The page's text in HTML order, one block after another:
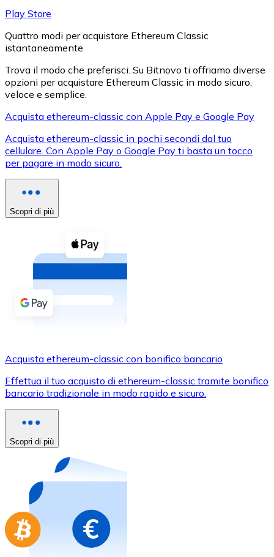
XRP
Acquista criptovalute in contanti e altri mezzi di
Bonifico SEPA
Aggiungi fondi al tuo conto Bitnovo o fai acquisti
Carta di credito / debito
Usa le carte Visa e Mastercard per acquistare
Acquista con carta
Negozio - Carte regalo
Nuovo
Acquista gift card dei tuoi marchi preferiti con
Vai al negozio di carte regalo
Play Store
Quattro modi per acquistare Ethereum Classic
istantaneamente
Trova il modo che preferisci. Su Bitnovo ti offriamo diverse
opzioni per acquistare Ethereum Classic in modo sicuro,
veloce e semplice.
Acquista ethereum-classic con Apple Pay e Google Pay
Acquista ethereum-classic in pochi secondi dal tuo
cellulare. Con Apple Pay o Google Pay ti basta un tocco
per pagare in modo sicuro.
Scopri di più
Acquista ethereum-classic con bonifico bancario
Effettua il tuo acquisto di ethereum-classic tramite bonifico
bancario tradizionale in modo rapido e sicuro.
Scopri di più